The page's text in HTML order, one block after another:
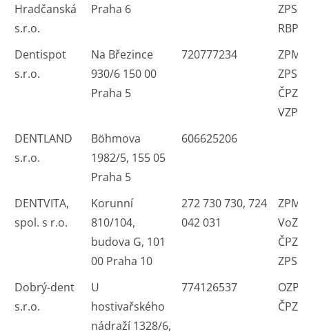
Hradčanská
s.r.o.
Praha 6
ZPS
RBP
Dentispot
s.r.o.
Na Březince
930/6 150 00
Praha 5
720777234
ZPS
VZP
DENTLAND
s.r.o.
Böhmova
1982/5, 155 05
Praha 5
606625206
DENTVITA,
spol. s r.o.
Korunní
810/104,
budova G, 101
00 Praha 10
272 730 730, 724
042 031
VoZP
ČPZP
ZPS
Dobrý-dent
s.r.o.
U
hostivařského
nádraží 1328/6,
774126537
OZP